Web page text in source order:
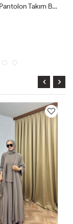
Lavin 4’lü Pantolon Takım Siyah